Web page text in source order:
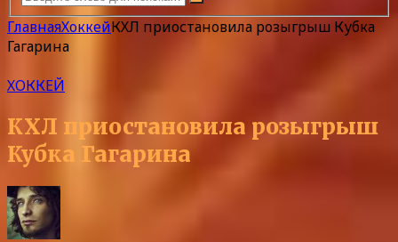
ГлавнаяХоккейКХЛ приостановила розыгрыш Кубка
Гагарина
ХОККЕЙ
КХЛ приостановила розыгрыш
Кубка Гагарина